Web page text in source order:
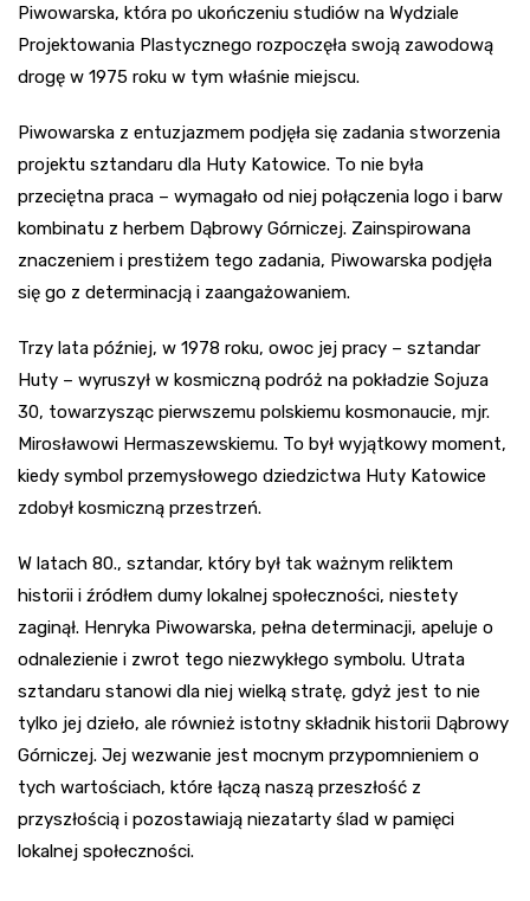
Piwowarska, która po ukończeniu studiów na Wydziale
Projektowania Plastycznego rozpoczęła swoją zawodową
drogę w 1975 roku w tym właśnie miejscu.
Piwowarska z entuzjazmem podjęła się zadania stworzenia
projektu sztandaru dla Huty Katowice. To nie była
przeciętna praca – wymagało od niej połączenia logo i barw
kombinatu z herbem Dąbrowy Górniczej. Zainspirowana
znaczeniem i prestiżem tego zadania, Piwowarska podjęła
się go z determinacją i zaangażowaniem.
Trzy lata później, w 1978 roku, owoc jej pracy – sztandar
Huty – wyruszył w kosmiczną podróż na pokładzie Sojuza
30, towarzysząc pierwszemu polskiemu kosmonaucie, mjr.
Mirosławowi Hermaszewskiemu. To był wyjątkowy moment,
kiedy symbol przemysłowego dziedzictwa Huty Katowice
zdobył kosmiczną przestrzeń.
W latach 80., sztandar, który był tak ważnym reliktem
historii i źródłem dumy lokalnej społeczności, niestety
zaginął. Henryka Piwowarska, pełna determinacji, apeluje o
odnalezienie i zwrot tego niezwykłego symbolu. Utrata
sztandaru stanowi dla niej wielką stratę, gdyż jest to nie
tylko jej dzieło, ale również istotny składnik historii Dąbrowy
Górniczej. Jej wezwanie jest mocnym przypomnieniem o
tych wartościach, które łączą naszą przeszłość z
przyszłością i pozostawiają niezatarty ślad w pamięci
lokalnej społeczności.